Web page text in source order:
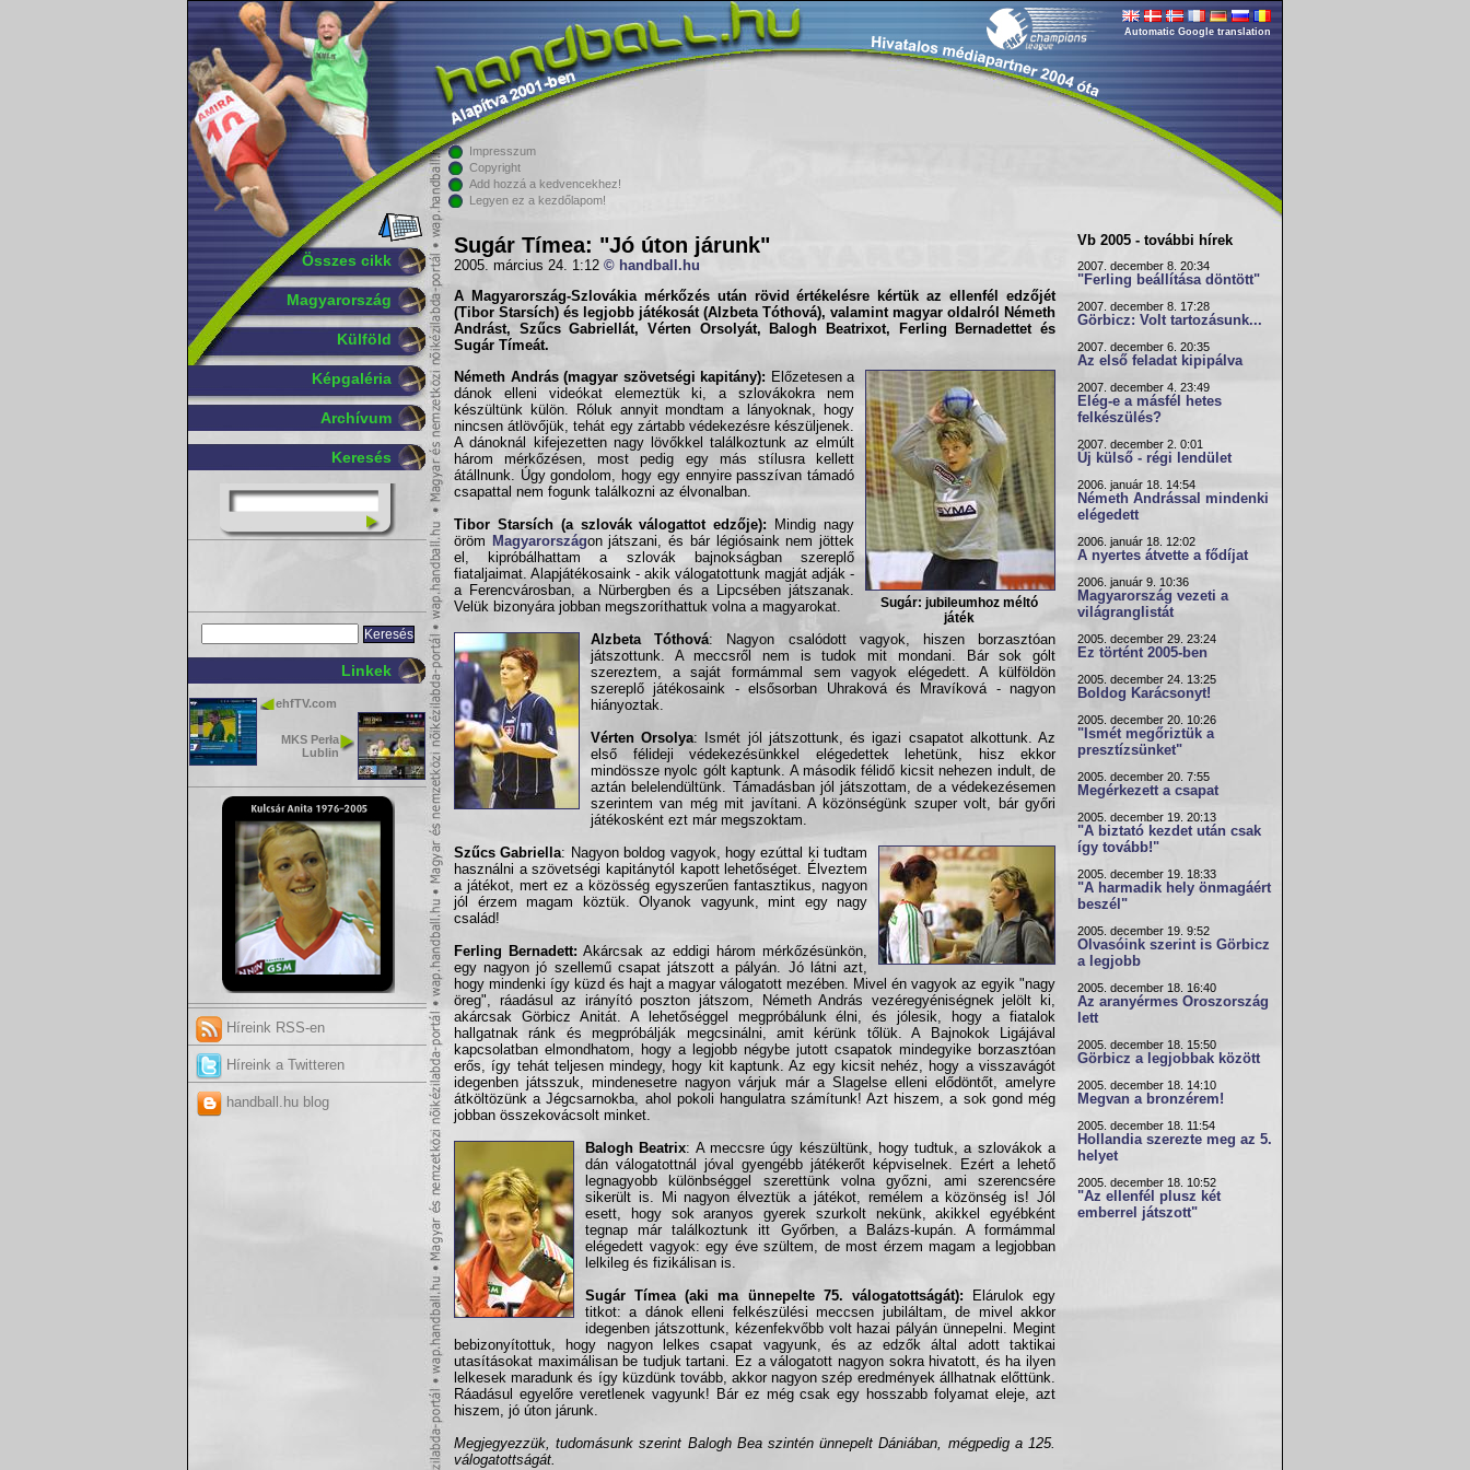
Összes cikk
Magyarország
Külföld
Képgaléria
Archívum
Keresés
Linkek
ehfTV.com
MKS Perła
Lublin
Híreink RSS-en
Híreink a Twitteren
handball.hu blog
Automatic Google translation
Impresszum
Copyright
Add hozzá a kedvencekhez!
Legyen ez a kezdőlapom!
Sugár Tímea: "Jó úton járunk"
2005. március 24. 1:12 © handball.hu
A Magyarország-Szlovákia mérkőzés után rövid értékelésre kértük az ellenfél edzőjét
(Tibor Starsích) és legjobb játékosát (Alzbeta Tóthová), valamint magyar oldalról
Németh
Andrást, Szűcs Gabriellát, Vérten Orsolyát, Balogh Beatrixot, Ferling Bernadettet és
Sugár Tímeát.
Sugár: jubileumhoz méltó
játék
Németh András (magyar szövetségi kapitány): Előzetesen a
dánok elleni videókat elemeztük ki, a szlovákokra nem
készültünk külön. Róluk annyit mondtam a lányoknak, hogy
nincsen átlövőjük, tehát egy zártabb védekezésre készüljenek.
A dánoknál kifejezetten nagy lövőkkel találkoztunk az elmúlt
három mérkőzésen, most pedig egy más stílusra kellett
átállnunk. Úgy gondolom, hogy egy ennyire passzívan támadó
csapattal nem fogunk találkozni az élvonalban.
Tibor Starsích (a szlovák válogattot edzője): Mindig nagy
öröm
Magyarországon játszani, és bár légiósaink nem jöttek
el, kipróbálhattam a szlovák bajnokságban szereplő
fiataljaimat. Alapjátékosaink - akik válogatottunk magját adják -
a Ferencvárosban, a Nürbergben és a Lipcsében játszanak.
Velük bizonyára jobban megszoríthattuk volna a magyarokat.
Alzbeta Tóthová: Nagyon csalódott vagyok, hiszen borzasztóan
játszottunk. A meccsről nem is tudok mit mondani. Bár sok gólt
szereztem, a saját formámmal sem vagyok elégedett. A külföldön
szereplő játékosaink - elsősorban Uhraková és Mravíková - nagyon
hiányoztak.
Vérten Orsolya: Ismét jól játszottunk, és igazi csapatot alkottunk. Az
első félideji védekezésünkkel elégedettek lehetünk, hisz ekkor
mindössze nyolc gólt kaptunk. A második félidő kicsit nehezen indult, de
aztán belelendültünk. Támadásban jól játszottam, de a védekezésemen
szerintem van még mit javítani. A közönségünk szuper volt, bár győri
játékosként ezt már megszoktam.
Szűcs Gabriella: Nagyon boldog vagyok, hogy ezúttal ki tudtam
használni a szövetségi kapitánytól kapott lehetőséget. Élveztem
a játékot, mert ez a közösség egyszerűen fantasztikus, nagyon
jól érzem magam köztük. Olyanok vagyunk, mint egy nagy
család!
Ferling Bernadett: Akárcsak az eddigi három mérkőzésünkön,
egy nagyon jó szellemű csapat játszott a pályán. Jó látni azt,
hogy mindenki így küzd és hajt a magyar válogatott mezében. Mivel én vagyok az egyik "nagy
öreg", ráadásul az irányító poszton játszom, Németh András vezéregyéniségnek jelölt ki,
akárcsak Görbicz Anitát. A lehetőséggel megpróbálunk élni, és jólesik, hogy a fiatalok
hallgatnak ránk és megpróbálják megcsinálni, amit kérünk tőlük. A Bajnokok Ligájával
kapcsolatban elmondhatom, hogy a legjobb négybe jutott csapatok mindegyike borzasztóan
erős, így tehát teljesen mindegy, hogy kit kaptunk. Az egy kicsit nehéz, hogy a visszavágót
idegenben játsszuk, mindenesetre nagyon várjuk már a Slagelse elleni elődöntőt, amelyre
átköltözünk a Jégcsarnokba, ahol pokoli hangulatra számítunk! Azt hiszem, a sok gond még
jobban összekovácsolt minket.
Balogh Beatrix: A meccsre úgy készültünk, hogy tudtuk, a szlovákok a
dán válogatottnál jóval gyengébb játékerőt képviselnek. Ezért a lehető
legnagyobb különbséggel szerettünk volna győzni, ami szerencsére
sikerült is. Mi nagyon élveztük a játékot, remélem a közönség is! Jól
esett, hogy sok aranyos gyerek szurkolt nekünk, akikkel egyébként
tegnap már találkoztunk itt Győrben, a Balázs-kupán. A formámmal
elégedett vagyok: egy éve szültem, de most érzem magam a legjobban
lelkileg és fizikálisan is.
Sugár Tímea (aki ma ünnepelte 75. válogatottságát): Elárulok egy
titkot: a dánok elleni felkészülési meccsen jubiláltam, de mivel akkor
idegenben játszottunk, kézenfekvőbb volt hazai pályán ünnepelni. Megint
bebizonyítottuk, hogy nagyon lelkes csapat vagyunk, és az edzők által adott taktikai
utasításokat maximálisan be tudjuk tartani. Ez a válogatott nagyon sokra hivatott, és ha ilyen
lelkesek maradunk és így küzdünk tovább, akkor nagyon szép eredmények állhatnak előttünk.
Ráadásul egyelőre veretlenek vagyunk! Bár ez még csak egy hosszabb folyamat eleje, azt
hiszem, jó úton járunk.
Megjegyezzük, tudomásunk szerint Balogh Bea szintén ünnepelt Dániában, mégpedig a 125.
válogatottságát.
Vb 2005 - további hírek
2007. december 8. 20:34
"Ferling beállítása döntött"
2007. december 8. 17:28
Görbicz: Volt tartozásunk...
2007. december 6. 20:35
Az első feladat kipipálva
2007. december 4. 23:49
Elég-e a másfél hetes
felkészülés?
2007. december 2. 0:01
Új külső - régi lendület
2006. január 18. 14:54
Németh Andrással mindenki
elégedett
2006. január 18. 12:02
A nyertes átvette a fődíjat
2006. január 9. 10:36
Magyarország vezeti a
világranglistát
2005. december 29. 23:24
Ez történt 2005-ben
2005. december 24. 13:25
Boldog Karácsonyt!
2005. december 20. 10:26
"Ismét megőriztük a
presztízsünket"
2005. december 20. 7:55
Megérkezett a csapat
2005. december 19. 20:13
"A biztató kezdet után csak
így tovább!"
2005. december 19. 18:33
"A harmadik hely önmagáért
beszél"
2005. december 19. 9:52
Olvasóink szerint is Görbicz
a legjobb
2005. december 18. 16:40
Az aranyérmes Oroszország
lett
2005. december 18. 15:50
Görbicz a legjobbak között
2005. december 18. 14:10
Megvan a bronzérem!
2005. december 18. 11:54
Hollandia szerezte meg az 5.
helyet
2005. december 18. 10:52
"Az ellenfél plusz két
emberrel játszott"